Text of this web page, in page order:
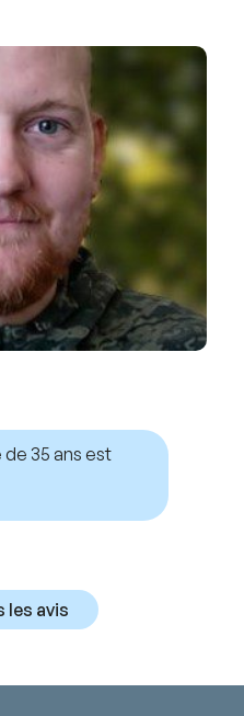
de 35 ans est
les avis